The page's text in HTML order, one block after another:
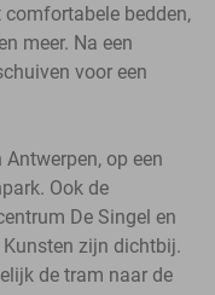
bedden,
meer. Na een
voor een
op een
Ook de
De Singel en
zijn dichtbij.
de tram naar de